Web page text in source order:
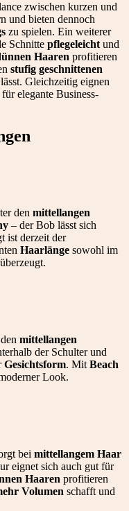
zwischen kurzen und
und bieten dennoch
zu spielen. Ein weiterer
Schnitte pflegeleicht und
Haaren profitieren
stufig geschnittenen
Gleichzeitig eignen
elegante Business-
den mittellangen
– der Bob lässt sich
ist derzeit der
Haarlänge sowohl im
mittellangen
der Schulter und
Gesichtsform. Mit Beach
Look.
bei mittellangem Haar
eignet sich auch gut für
Haaren profitieren
Volumen schafft und